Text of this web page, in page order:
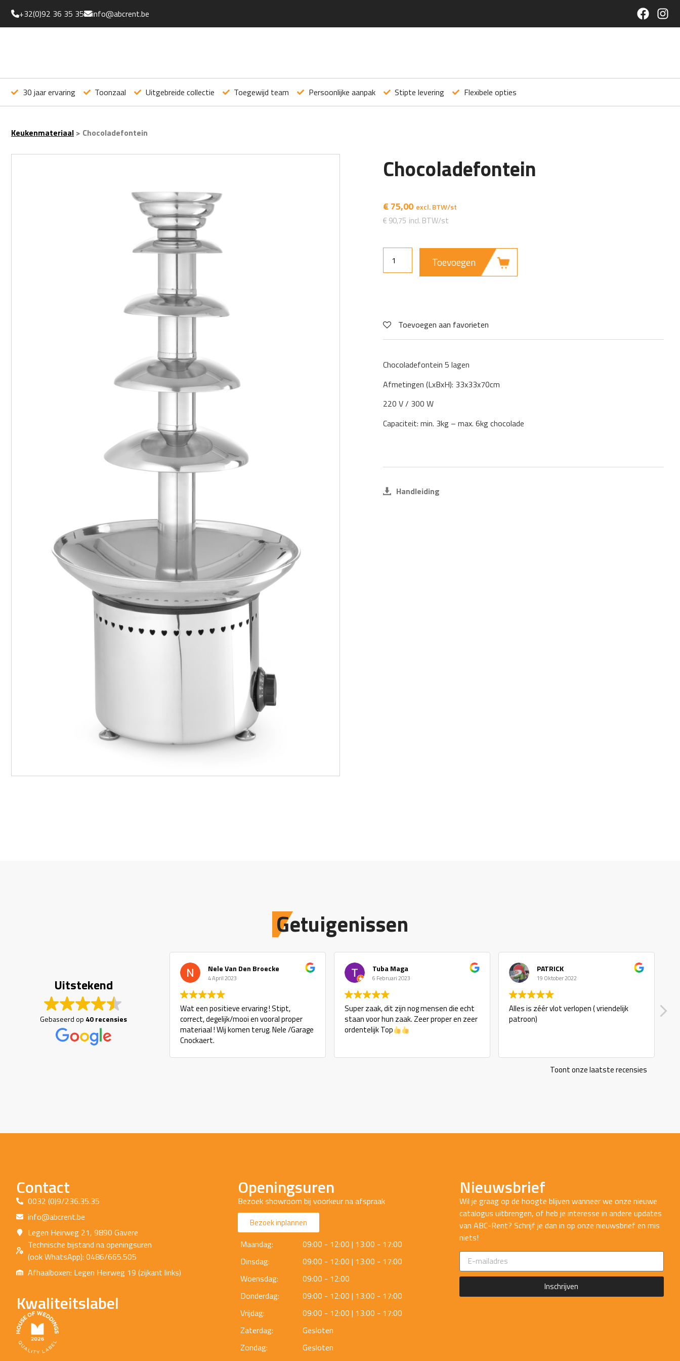
+32(0)92 36 35 35 info@abcrent.be
30 jaar ervaring Toonzaal Uitgebreide collectie Toegewijd team Persoonlijke aanpak Stipte levering Flexibele opties
Keukenmateriaal > Chocoladefontein
Chocoladefontein
€ 75,00
€ 90,75
Toevoegen
Toevoegen aan favorieten
Chocoladefontein 5 lagen
Afmetingen (LxBxH): 33x33x70cm
220 V / 300 W
Capaciteit: min. 3kg – max. 6kg chocolade
Handleiding
Getuigenissen
Uitstekend
Gebaseerd op 40 recensies
Nele Van Den Broecke
4 April 2023
Wat een positieve ervaring ! Stipt,
correct, degelijk/mooi en vooral proper
materiaal ! Wij komen terug. Nele /Garage
Cnockaert.
Tuba Maga
6 Februari 2023
Super zaak, dit zijn nog mensen die echt
staan voor hun zaak. Zeer proper en zeer
ordentelijk Top
PATRICK
19 Oktober 2022
Alles is zéér vlot verlopen ( vriendelijk
patroon)
Toont onze laatste recensies
Contact
0032 (0)9/236.35.35
info@abcrent.be
Legen Heirweg 21, 9890 Gavere
Technische bijstand na openingsuren
(ook WhatsApp): 0486/665.505
Afhaalboxen: Legen Heirweg 19 (zijkant links)
Kwaliteitslabel
Openingsuren
Bezoek showroom bij voorkeur na afspraak
Bezoek inplannen
Maandag:
09:00 - 12:00 | 13:00 - 17:00
Dinsdag:
09:00 - 12:00 | 13:00 - 17:00
Woensdag:
09:00 - 12:00
Donderdag:
09:00 - 12:00 | 13:00 - 17:00
Vrijdag:
09:00 - 12:00 | 13:00 - 17:00
Zaterdag:
Gesloten
Zondag:
Gesloten
Nieuwsbrief
Wil je graag op de hoogte blijven wanneer we onze nieuwe
catalogus uitbrengen, of heb je interesse in andere updates
van ABC-Rent? Schrijf je dan in op onze nieuwsbrief en mis
niets!
Inschrijven